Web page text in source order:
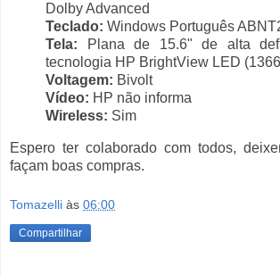
Dolby Advanced
Teclado: Windows Português
Tela: Plana de 15.6" de alta
tecnologia HP BrightView LED
Voltagem: Bivolt
Vídeo: HP não informa
Wireless: Sim
Espero ter colaborado com todos,
façam boas compras.
Tomazelli às 06:00
Compartilhar